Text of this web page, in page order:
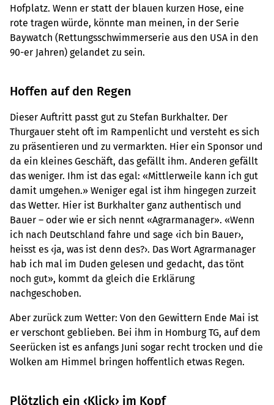
Hofplatz. Wenn er statt der blauen kurzen Hose, eine
rote tragen würde, könnte man meinen, in der Serie
Baywatch (Rettungsschwimmerserie aus den USA in den
90-er Jahren) gelandet zu sein.
Hoffen auf den Regen
Dieser Auftritt passt gut zu Stefan Burkhalter. Der
Thurgauer steht oft im Rampenlicht und versteht es sich
zu präsentieren und zu vermarkten. Hier ein Sponsor und
da ein kleines Geschäft, das gefällt ihm. Anderen gefällt
das weniger. Ihm ist das egal: «Mittlerweile kann ich gut
damit umgehen.» Weniger egal ist ihm hingegen zurzeit
das Wetter. Hier ist Burkhalter ganz authentisch und
Bauer – oder wie er sich nennt «Agrarmanager». «Wenn
ich nach Deutschland fahre und sage ‹ich bin Bauer›,
heisst es ‹ja, was ist denn des?›. Das Wort Agrarmanager
hab ich mal im Duden gelesen und gedacht, das tönt
noch gut», kommt da gleich die Erklärung
nachgeschoben.
Aber zurück zum Wetter: Von den Gewittern Ende Mai ist
er verschont geblieben. Bei ihm in Homburg TG, auf dem
Seerücken ist es anfangs Juni sogar recht trocken und die
Wolken am Himmel bringen hoffentlich etwas Regen.
Plötzlich ein ‹Klick› im Kopf